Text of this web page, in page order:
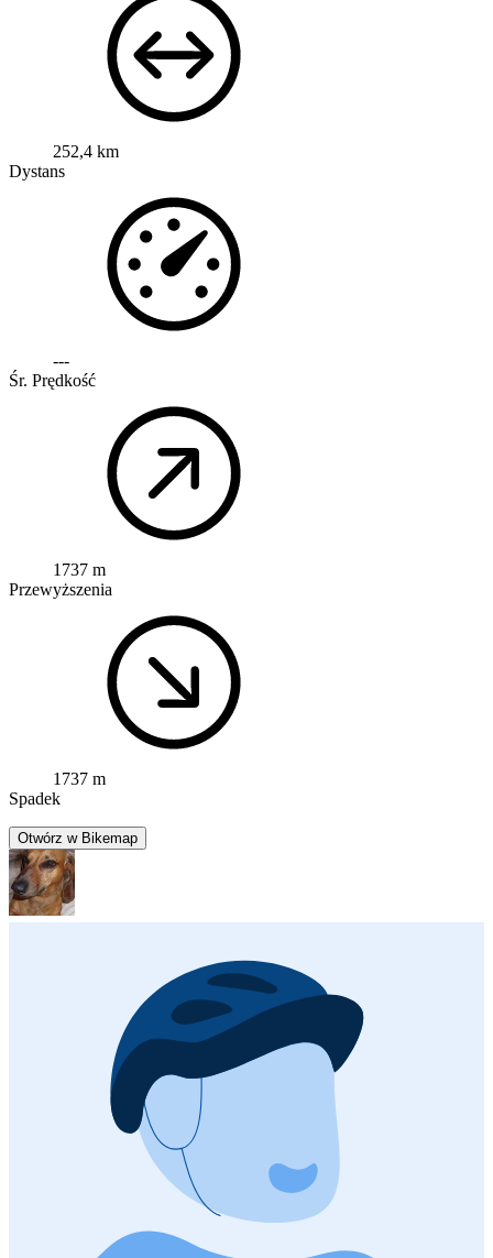
252,4 km
Dystans
---
Śr. Prędkość
1737 m
Przewyższenia
1737 m
Spadek
Otwórz w Bikemap